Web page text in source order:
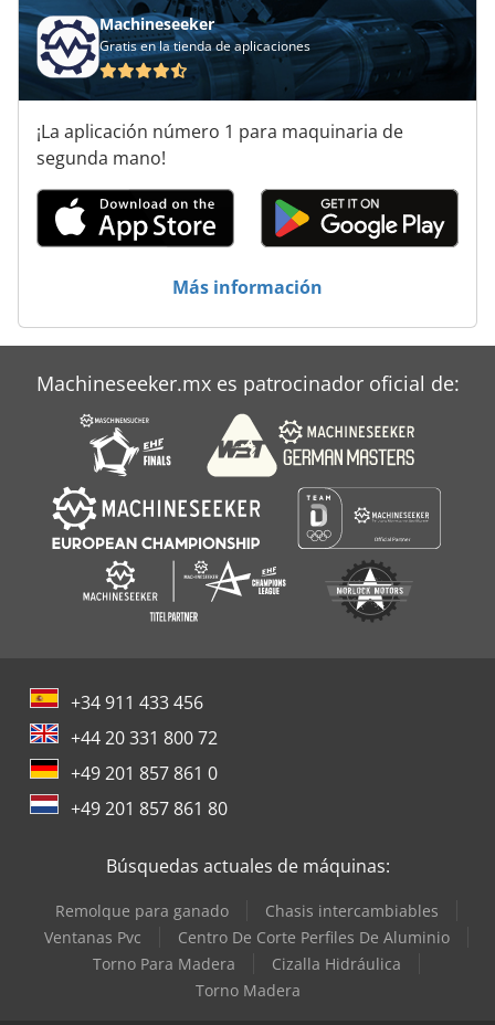
Machineseeker
Gratis en la tienda de aplicaciones
¡La aplicación número 1 para maquinaria de
segunda mano!
Más información
Machineseeker.mx es patrocinador oficial de:
+34 911 433 456
+44 20 331 800 72
+49 201 857 861 0
+49 201 857 861 80
Búsquedas actuales de máquinas:
Remolque para ganado
Chasis intercambiables
Ventanas Pvc
Centro De Corte Perfiles De Aluminio
Torno Para Madera
Cizalla Hidráulica
Torno Madera